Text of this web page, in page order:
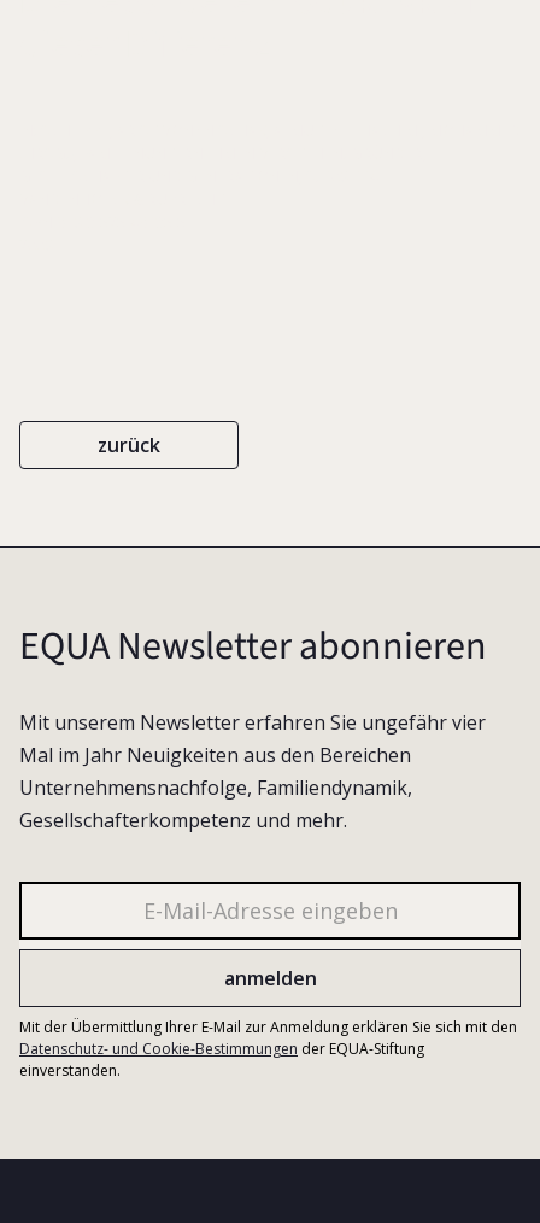
zurück
EQUA Newsletter abonnieren
Mit unserem Newsletter erfahren Sie ungefähr vier
Mal im Jahr Neuigkeiten aus den Bereichen
Unternehmensnachfolge, Familiendynamik,
Gesellschafterkompetenz und mehr.
Mit der Übermittlung Ihrer E-Mail zur Anmeldung erklären Sie sich mit den
Datenschutz- und Cookie-Bestimmungen der EQUA-Stiftung
einverstanden.